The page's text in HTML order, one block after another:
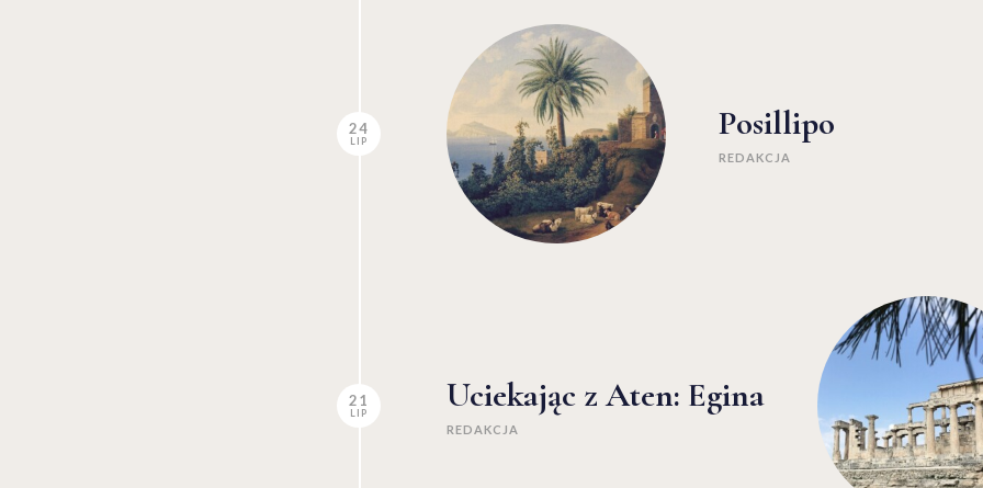
24
LIP Posillipo
REDAKCJA
21
LIP Uciekając z Aten: Egina
REDAKCJA